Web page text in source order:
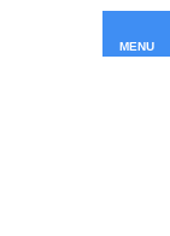
MENU